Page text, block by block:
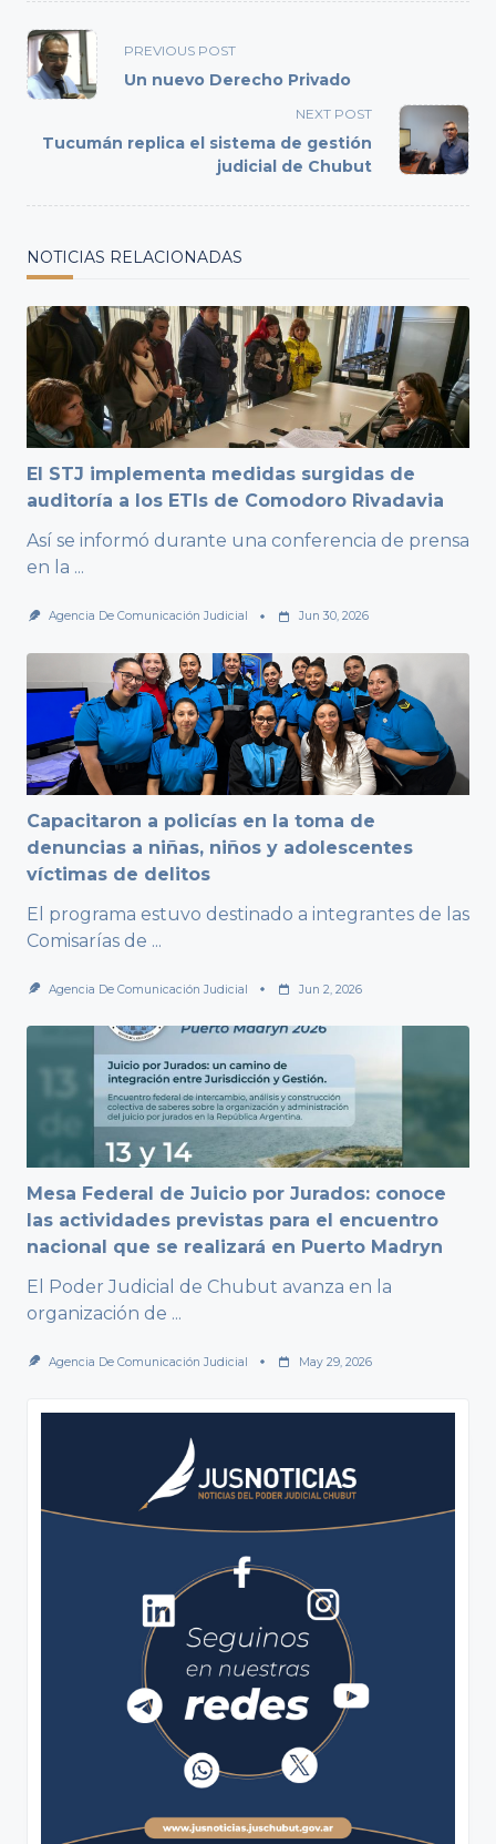
<span
class="nav-
subtitle
reader-
PREVIOUS POST
Un nuevo Derecho Privado
NEXT POST
Tucumán replica el sistema de gestión
judicial de Chubut
NOTICIAS RELACIONADAS
El STJ implementa medidas surgidas de
auditoría a los ETIs de Comodoro Rivadavia
Así se informó durante una conferencia de prensa
en la ...
Agencia De Comunicación Judicial Jun 30, 2026
Capacitaron a policías en la toma de
denuncias a niñas, niños y adolescentes
víctimas de delitos
El programa estuvo destinado a integrantes de las
Comisarías de ...
Agencia De Comunicación Judicial Jun 2, 2026
Mesa Federal de Juicio por Jurados: conoce
las actividades previstas para el encuentro
nacional que se realizará en Puerto Madryn
El Poder Judicial de Chubut avanza en la
organización de ...
Agencia De Comunicación Judicial May 29, 2026